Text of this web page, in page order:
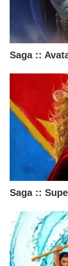
i
Saga ::
Saga ::